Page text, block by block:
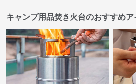
キャンプ用品焚き火台のおすすめア